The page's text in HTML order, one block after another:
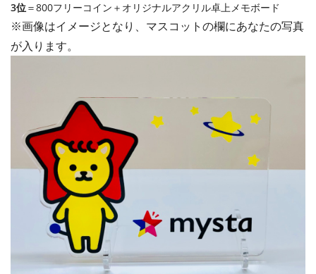
3位＝800フリーコイン＋オリジナルアクリル卓上メモボード
※画像はイメージとなり、マスコットの欄にあなたの写真
が入ります。